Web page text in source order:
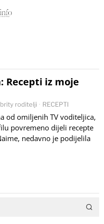
Recepti iz moje
roditelji · RECEPTI
od omiljenih TV voditeljica,
povremeno dijeli recepte
nedavno je podijelila